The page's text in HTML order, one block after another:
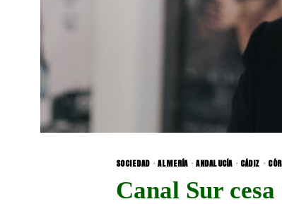
SOCIEDAD · ALMERÍA · ANDALUCÍA · CÁDIZ ·
Canal Sur